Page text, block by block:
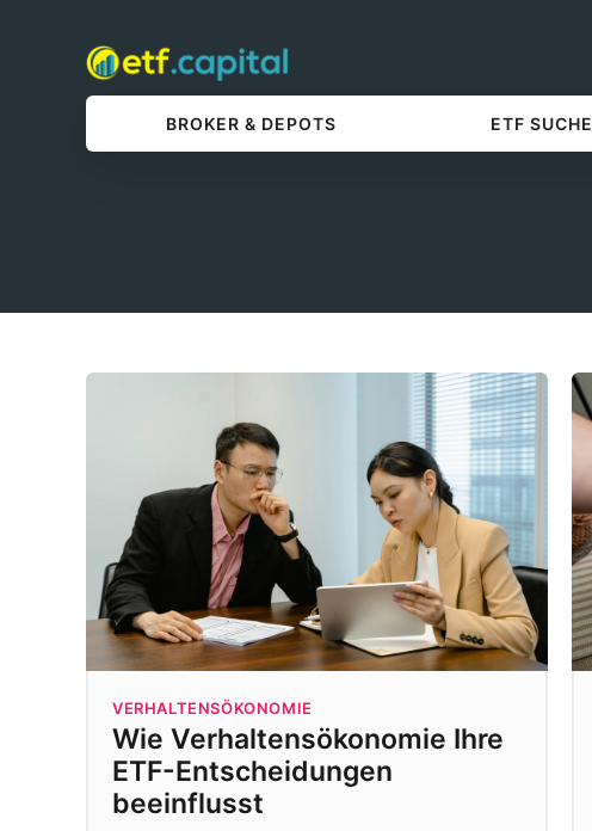
BROKER & DEPOTS ETF SUCHE
VERHALTENSÖKONOMIE
Wie Verhaltensökonomie Ihre
ETF-Entscheidungen
beeinflusst